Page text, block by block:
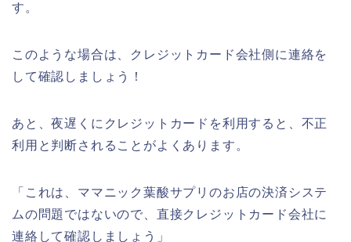
す。
このような場合は、クレジットカード会社側に連絡を
して確認しましょう！
あと、夜遅くにクレジットカードを利用すると、不正
利用と判断されることがよくあります。
「これは、ママニック葉酸サプリのお店の決済システ
ムの問題ではないので、直接クレジットカード会社に
連絡して確認しましょう」